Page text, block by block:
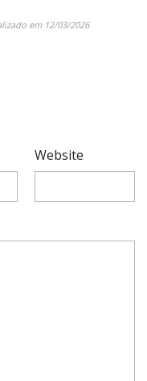
em 12/03/2026
Website